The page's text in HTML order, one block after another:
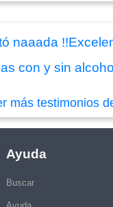
naaada
con y sin
más testimonios
Ayuda
Buscar